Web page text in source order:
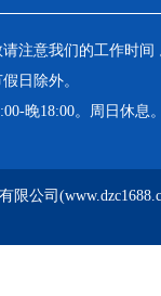
注意我们的工作时间
日除外。
晚18:00。周日休息。
限公司